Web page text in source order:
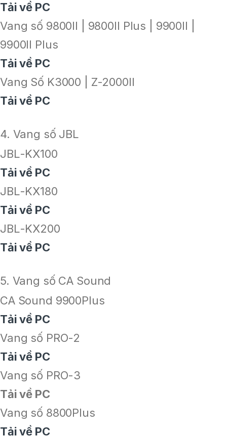
Tải về PC
Vang số 9800II | 9800II Plus | 9900II |
9900II Plus
Tải về PC
Vang Số K3000 | Z-2000II
Tải về PC
4. Vang số JBL
JBL-KX100
Tải về PC
JBL-KX180
Tải về PC
JBL-KX200
Tải về PC
5. Vang số CA Sound
CA Sound 9900Plus
Tải về PC
Vang số PRO-2
Tải về PC
Vang số PRO-3
Tải về PC
Vang số 8800Plus
Tải về PC